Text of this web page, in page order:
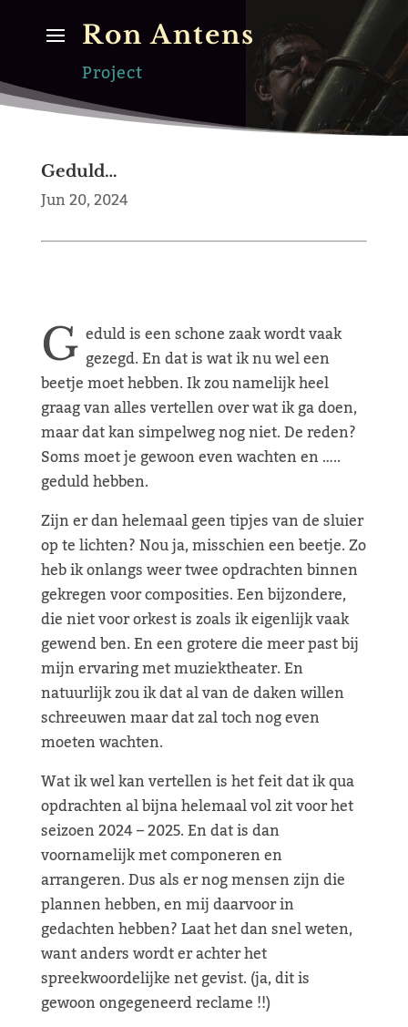
Ron Antens
Project
Geduld…
Jun 20, 2024
G eduld is een schone zaak wordt vaak
gezegd. En dat is wat ik nu wel een
beetje moet hebben. Ik zou namelijk heel
graag van alles vertellen over wat ik ga doen,
maar dat kan simpelweg nog niet. De reden?
Soms moet je gewoon even wachten en …..
geduld hebben.
Zijn er dan helemaal geen tipjes van de sluier
op te lichten? Nou ja, misschien een beetje. Zo
heb ik onlangs weer twee opdrachten binnen
gekregen voor composities. Een bijzondere,
die niet voor orkest is zoals ik eigenlijk vaak
gewend ben. En een grotere die meer past bij
mijn ervaring met muziektheater. En
natuurlijk zou ik dat al van de daken willen
schreeuwen maar dat zal toch nog even
moeten wachten.
Wat ik wel kan vertellen is het feit dat ik qua
opdrachten al bijna helemaal vol zit voor het
seizoen 2024 – 2025. En dat is dan
voornamelijk met componeren en
arrangeren. Dus als er nog mensen zijn die
plannen hebben, en mij daarvoor in
gedachten hebben? Laat het dan snel weten,
want anders wordt er achter het
spreekwoordelijke net gevist. (ja, dit is
gewoon ongegeneerd reclame !!)